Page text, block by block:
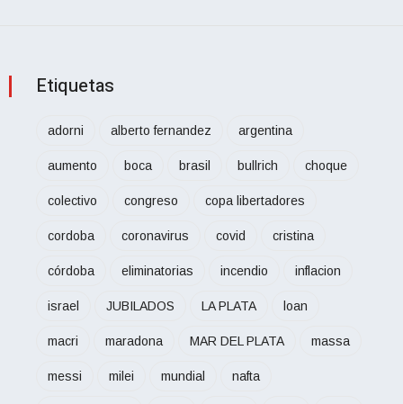
Etiquetas
adorni alberto fernandez argentina
aumento boca brasil bullrich choque
colectivo congreso copa libertadores
cordoba coronavirus covid cristina
córdoba eliminatorias incendio inflacion
israel JUBILADOS LA PLATA loan
macri maradona MAR DEL PLATA massa
messi milei mundial nafta